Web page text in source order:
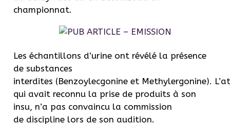
championnat.
Les échantillons d’urine ont révélé la présence
de substances
interdites (Benzoylecgonine et Methylergonine).
qui avait reconnu la prise de produits à son
insu, n’a pas convaincu la commission
de discipline lors de son audition.